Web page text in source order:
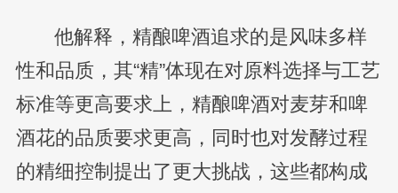
他解释，精酿啤酒追求的是风味多样
性和品质，其“精”体现在对原料选择与工艺
标准等更高要求上，精酿啤酒对麦芽和啤
酒花的品质要求更高，同时也对发酵过程
的精细控制提出了更大挑战，这些都构成